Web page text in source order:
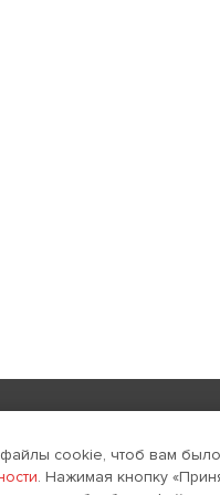
Создание сайтов
cookie, чтоб вам
. Нажимая кнопку